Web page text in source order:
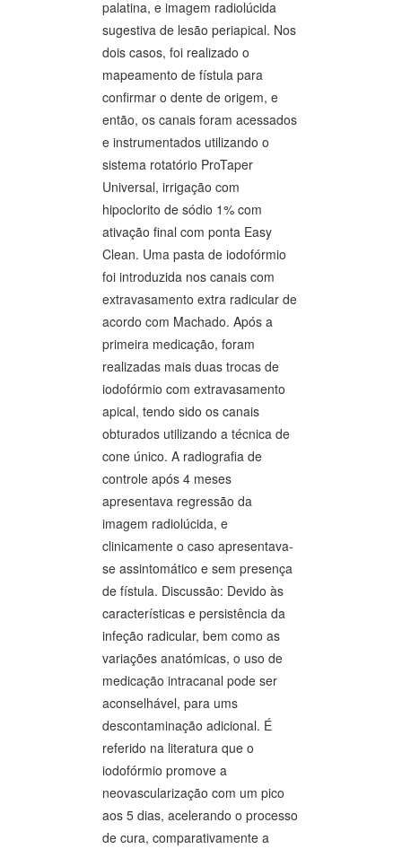
palatina, e imagem radiolúcida
sugestiva de lesão periapical. Nos
dois casos, foi realizado o
mapeamento de fístula para
confirmar o dente de origem, e
então, os canais foram acessados
e instrumentados utilizando o
sistema rotatório ProTaper
Universal, irrigação com
hipoclorito de sódio 1% com
ativação final com ponta Easy
Clean. Uma pasta de iodofórmio
foi introduzida nos canais com
extravasamento extra radicular de
acordo com Machado. Após a
primeira medicação, foram
realizadas mais duas trocas de
iodofórmio com extravasamento
apical, tendo sido os canais
obturados utilizando a técnica de
cone único. A radiografia de
controle após 4 meses
apresentava regressão da
imagem radiolúcida, e
clinicamente o caso apresentava-
se assintomático e sem presença
de fístula. Discussão: Devido às
características e persistência da
infeção radicular, bem como as
variações anatómicas, o uso de
medicação intracanal pode ser
aconselhável, para ums
descontaminação adicional. É
referido na literatura que o
iodofórmio promove a
neovascularização com um pico
aos 5 dias, acelerando o processo
de cura, comparativamente a